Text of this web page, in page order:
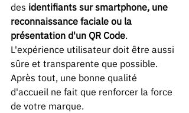
des identifiants sur smartphone, une
reconnaissance faciale ou la
présentation d'un QR Code.
L'expérience utilisateur doit être aussi
sûre et transparente que possible.
Après tout, une bonne qualité
d'accueil ne fait que renforcer la force
de votre marque.